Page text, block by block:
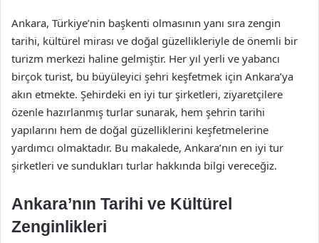
Ankara, Türkiye’nin başkenti olmasının yanı sıra zengin
tarihi, kültürel mirası ve doğal güzellikleriyle de önemli bir
turizm merkezi haline gelmiştir. Her yıl yerli ve yabancı
birçok turist, bu büyüleyici şehri keşfetmek için Ankara’ya
akın etmekte. Şehirdeki en iyi tur şirketleri, ziyaretçilere
özenle hazırlanmış turlar sunarak, hem şehrin tarihi
yapılarını hem de doğal güzelliklerini keşfetmelerine
yardımcı olmaktadır. Bu makalede, Ankara’nın en iyi tur
şirketleri ve sundukları turlar hakkında bilgi vereceğiz.
Ankara’nın Tarihi ve Kültürel
Zenginlikleri